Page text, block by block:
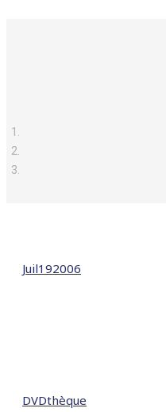
Juil192006
DVDthèque